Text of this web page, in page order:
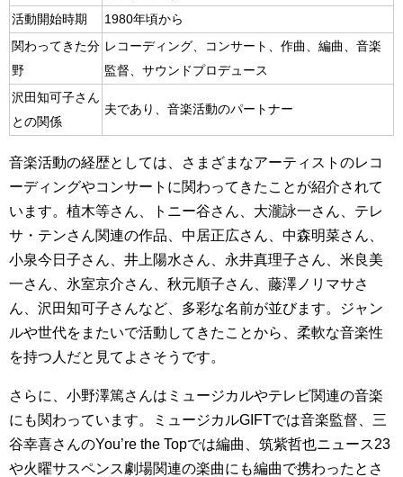
活動開始時期
1980年頃から
関わってきた分
野
レコーディング、コンサート、作曲、編曲、音楽
監督、サウンドプロデュース
沢田知可子さん
との関係
夫であり、音楽活動のパートナー
音楽活動の経歴としては、さまざまなアーティストのレコ
ーディングやコンサートに関わってきたことが紹介されて
います。植木等さん、トニー谷さん、大瀧詠一さん、テレ
サ・テンさん関連の作品、中居正広さん、中森明菜さん、
小泉今日子さん、井上陽水さん、永井真理子さん、米良美
一さん、氷室京介さん、秋元順子さん、藤澤ノリマサさ
ん、沢田知可子さんなど、多彩な名前が並びます。ジャン
ルや世代をまたいで活動してきたことから、柔軟な音楽性
を持つ人だと見てよさそうです。
さらに、小野澤篤さんはミュージカルやテレビ関連の音楽
にも関わっています。ミュージカルGIFTでは音楽監督、三
谷幸喜さんのYou’re the Topでは編曲、筑紫哲也ニュース23
や火曜サスペンス劇場関連の楽曲にも編曲で携わったとさ